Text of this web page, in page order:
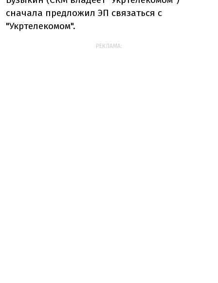
сначала предложил ЭП связаться с
"Укртелекомом".
РЕКЛАМА: